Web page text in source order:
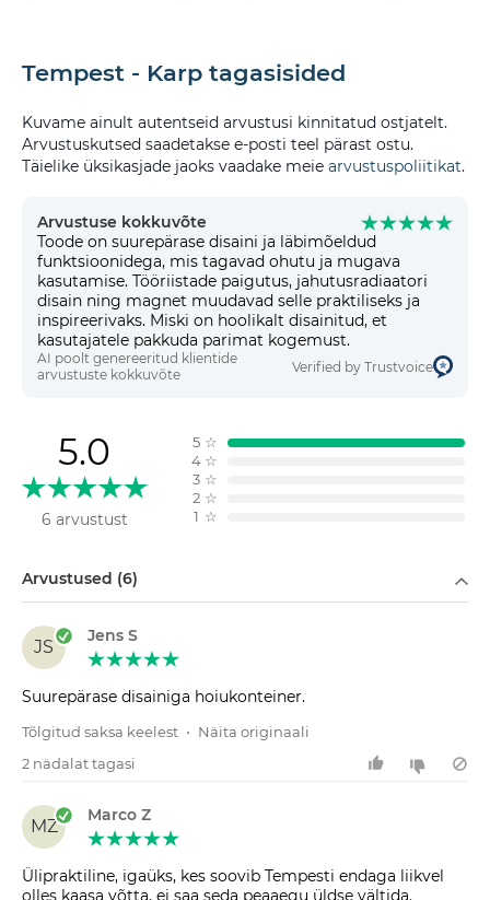
Tempest - Karp tagasisided
Kuvame ainult autentseid arvustusi kinnitatud ostjatelt.
Arvustuskutsed saadetakse e-posti teel pärast ostu.
Täielike üksikasjade jaoks vaadake meie arvustuspoliitikat.
Arvustuse kokkuvõte
Toode on suurepärase disaini ja läbimõeldud
funktsioonidega, mis tagavad ohutu ja mugava
kasutamise. Tööriistade paigutus, jahutusradiaatori
disain ning magnet muudavad selle praktiliseks ja
inspireerivaks. Miski on hoolikalt disainitud, et
kasutajatele pakkuda parimat kogemust.
AI poolt genereeritud klientide
arvustuste kokkuvõte
Verified by Trustvoice
5.0
6 arvustust
5 ☆
4 ☆
3 ☆
2 ☆
1 ☆
Arvustused (6)
JS
Jens S
Suurepärase disainiga hoiukonteiner.
Tõlgitud saksa keelest • Näita originaali
2 nädalat tagasi
MZ
Marco Z
Ülipraktiline, igaüks, kes soovib Tempesti endaga liikvel
olles kaasa võtta, ei saa seda peaaegu üldse vältida.